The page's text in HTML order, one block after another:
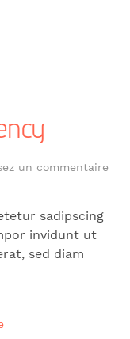
un commentaire
sadipscing
invidunt ut
sed diam